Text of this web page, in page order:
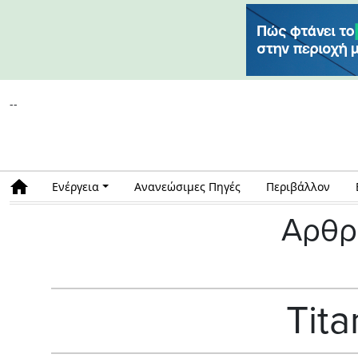
--
Ενέργεια Ανανεώσιμες Πηγές Περιβάλλον